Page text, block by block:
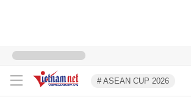
# ASEAN CUP 2026